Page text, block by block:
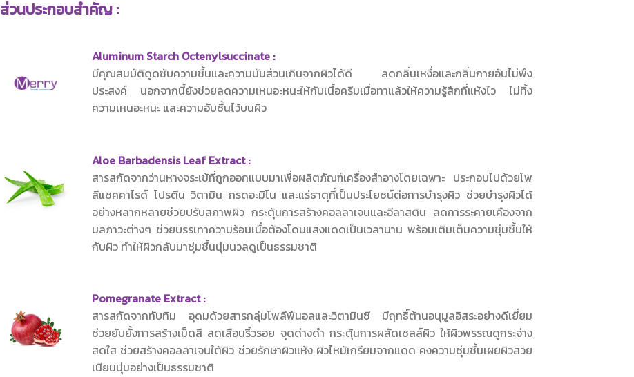
ส่วนประกอบสำคัญ :
Aluminum Starch Octenylsuccinate :
มีคุณสมบัติดูดซับความชื้นและความมันส่วนเกินจากผิวได้ดี ลดกลิ่นเหงื่อและกลิ่นกายอันไม่พึง
ประสงค์ นอกจากนี้ยังช่วยลดความเหนอะหนะให้กับเนื้อครีมเมื่อทาแล้วให้ความรู้สึกที่แห้งไว ไม่ทิ้ง
ความเหนอะหนะ และความอับชื้นไว้บนผิว
Aloe Barbadensis Leaf Extract :
สารสกัดจากว่านหางจระเข้ที่ถูกออกแบบมาเพื่อผลิตภัณฑ์เครื่องสำอางโดยเฉพาะ ประกอบไปด้วยโพ
ลีแซคคาไรด์ โปรตีน วิตามิน กรดอะมิโน และแร่ธาตุที่เป็นประโยชน์ต่อการบำรุงผิว ช่วยบำรุงผิวได้
อย่างหลากหลายช่วยปรับสภาพผิว กระตุ้นการสร้างคอลลาเจนและอีลาสติน ลดการระคายเคืองจาก
มลภาวะต่างๆ ช่วยบรรเทาความร้อนเมื่อต้องโดนแสงแดดเป็นเวลานาน พร้อมเติมเต็มความชุ่มชื้นให้
กับผิว ทำให้ผิวกลับมาชุ่มชื้นนุ่มนวลดูเป็นธรรมชาติ
Pomegranate Extract :
สารสกัดจากทับทิม อุดมด้วยสารกลุ่มโพลีฟีนอลและวิตามินซี มีฤทธิ์ต้านอนุมูลอิสระอย่างดีเยี่ยม
ช่วยยับยั้งการสร้างเม็ดสี ลดเลือนริ้วรอย จุดด่างดำ กระตุ้นการผลัดเซลล์ผิว ให้ผิวพรรณดูกระจ่าง
สดใส ช่วยสร้างคอลลาเจนใต้ผิว ช่วยรักษาผิวแห้ง ผิวไหม้เกรียมจากแดด คงความชุ่มชื้นเผยผิวสวย
เนียนนุ่มอย่างเป็นธรรมชาติ